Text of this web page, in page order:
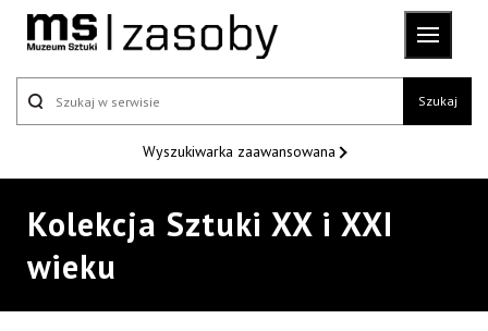
Szukaj
Wyszukiwarka zaawansowana
Kolekcja Sztuki XX i XXI
wieku